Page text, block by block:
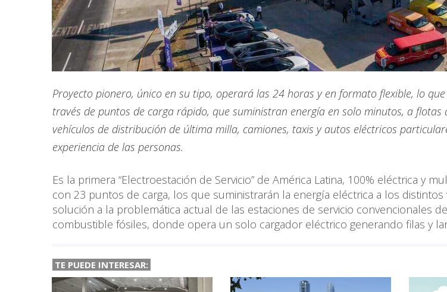
Proyecto pionero, único en su tipo, operará las 24 horas y en formato flexible, lo
través de puntos de carga rápido, que suministran energía en solo minutos, a flotas
vehículos de distribución de última milla, camiones, taxis y autos eléctricos
experiencia de las personas.
Es la primera “Electroestación de Servicio” de América Latina, 100% eléctrica y
con 23 puntos de carga, los que suministrarán la energía eléctrica a los
solución a la problemática actual de las estaciones de servicio convencionales
combustible fósiles, donde opera un solo cargador eléctrico generando filas y
TE PUEDE INTERESAR: